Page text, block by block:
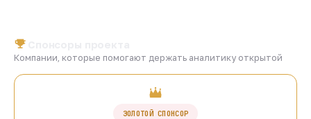
Компании, которые помогают держать аналитику открытой
ЗОЛОТОЙ СПОНСОР